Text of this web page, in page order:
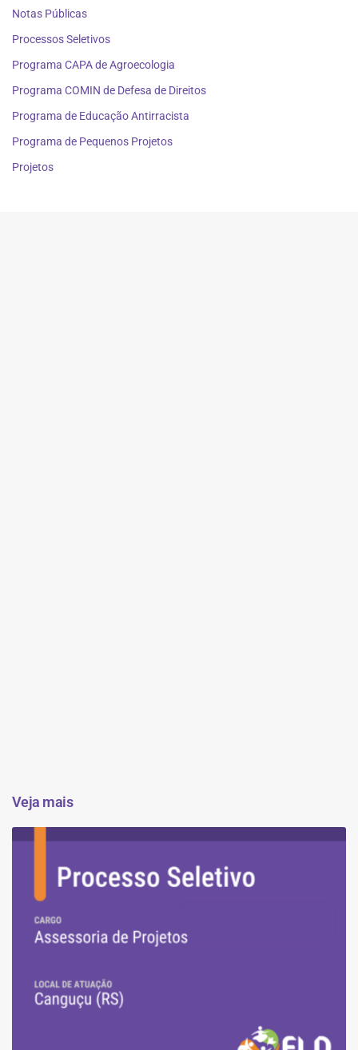
Notas Públicas
Processos Seletivos
Programa CAPA de Agroecologia
Programa COMIN de Defesa de Direitos
Programa de Educação Antirracista
Programa de Pequenos Projetos
Projetos
Veja mais